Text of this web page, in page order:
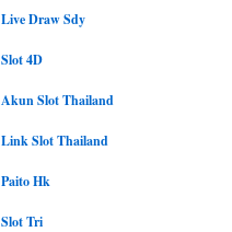
Live Draw Sdy
Slot 4D
Akun Slot Thailand
Link Slot Thailand
Paito Hk
Slot Tri